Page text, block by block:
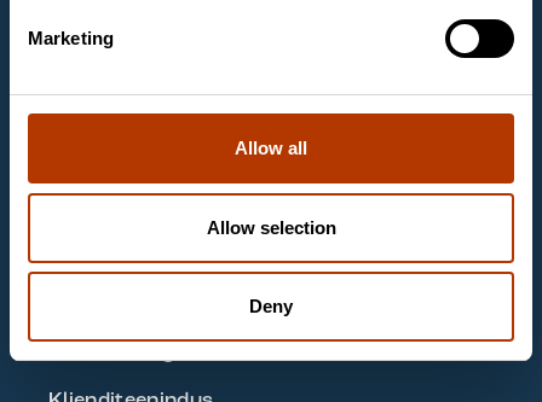
Marketing
Allow all
Allow selection
Deny
1997. aastast Eestis tegutsev Labema Eesti OÜ on
on asutatud aastal 1988 ja tegeleb laboritoodete
kliinilise keemia laboritele.
Kontaktandmed
Mäealuse 2/1, room 263